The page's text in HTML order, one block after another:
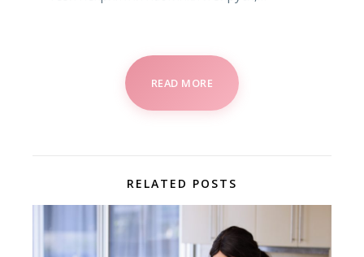
READ MORE
RELATED POSTS